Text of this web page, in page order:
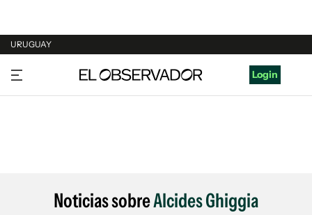
URUGUAY
URUGUAY
ARGENTINA
Login
Noticias sobreAlcides Ghiggia